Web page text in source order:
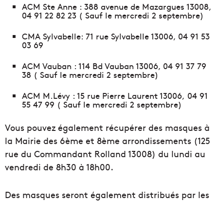
ACM Ste Anne : 388 avenue de Mazargues 13008,
04 91 22 82 23 ( Sauf le mercredi 2 septembre)
CMA Sylvabelle: 71 rue Sylvabelle 13006, 04 91 53
03 69
ACM Vauban : 114 Bd Vauban 13006, 04 91 37 79
38 ( Sauf le mercredi 2 septembre)
ACM M.Lévy : 15 rue Pierre Laurent 13006, 04 91
55 47 99 ( Sauf le mercredi 2 septembre)
Vous pouvez également récupérer des masques à
la Mairie des 6ème et 8ème arrondissements (125
rue du Commandant Rolland 13008) du lundi au
vendredi de 8h30 à 18h00.
Des masques seront également distribués par les